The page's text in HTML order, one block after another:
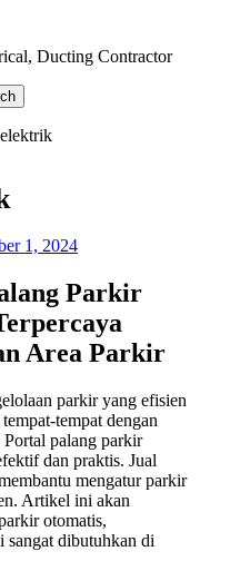
Ducting Contractor
1, 2024
Parkir
Area Parkir
parkir yang efisien
tempat dengan
palang parkir
dan praktis. Jual
mengatur parkir
Artikel ini akan
otomatis,
sangat dibutuhkan di